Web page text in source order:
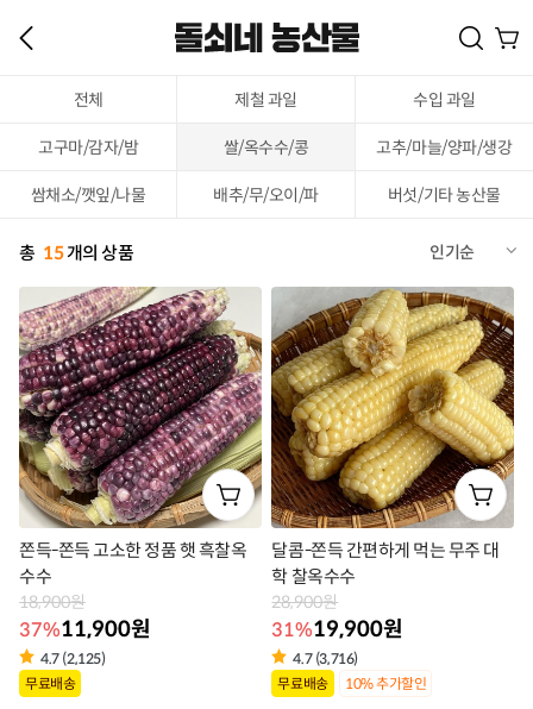
전체 제철 과일 수입 과일
고구마/감자/밤 쌀/옥수수/콩 고추/마늘/양파/생강
쌈채소/깻잎/나물 배추/무/오이/파 버섯/기타 농산물
총 15개의 상품 인기순
쫀득-쫀득 고소한 정품 햇 흑찰옥
수수
18,900원
37%11,900원
4.7 (2,125)
상
무료배송
달콤-쫀득 간편하게 먹는 무주 대
학 찰옥수수
28,900원
31%19,900원
4.7 (3,716)
상
무료배송 10% 추가할인